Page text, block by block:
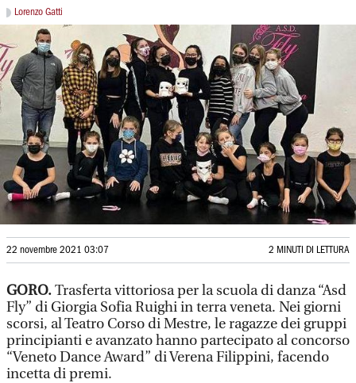
Lorenzo Gatti
22 novembre 2021 03:07 2 MINUTI DI LETTURA
GORO.Trasferta vittoriosa per la scuola di danza “Asd
Fly” di Giorgia Sofia Ruighi in terra veneta. Nei giorni
scorsi, al Teatro Corso di Mestre, le ragazze dei gruppi
principianti e avanzato hanno partecipato al concorso
“Veneto Dance Award” di Verena Filippini, facendo
incetta di premi.